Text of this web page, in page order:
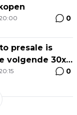
0
presale is
volgende 30x
0